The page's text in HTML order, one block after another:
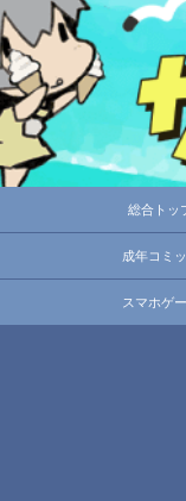
総合トッ
成年コミ
スマホゲ